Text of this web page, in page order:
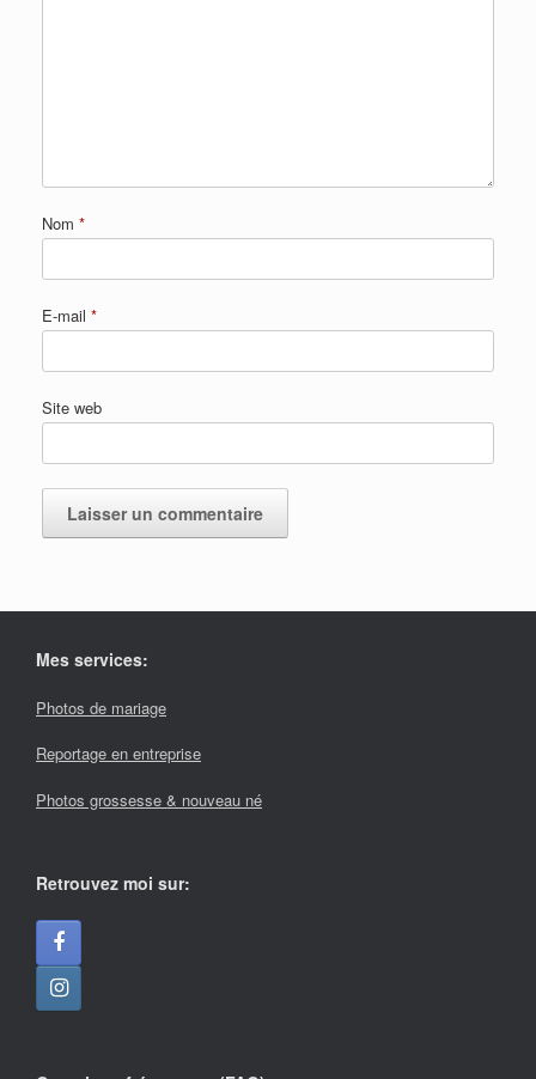
Nom *
E-mail *
Site web
Mes services:
Photos de mariage
Reportage en entreprise
Photos grossesse & nouveau né
Retrouvez moi sur: